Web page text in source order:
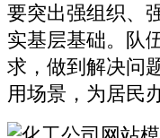
要突出强组织、
实基层基础。队
求，做到解决问
用场景，为居民